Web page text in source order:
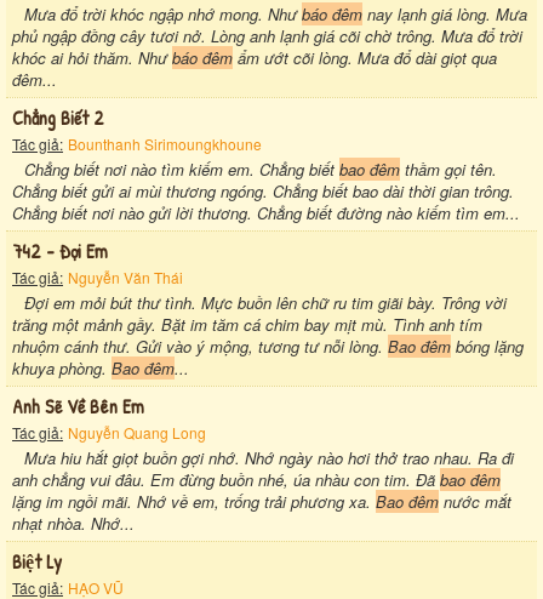
Mưa đổ trời khóc ngập nhớ mong. Nhưbáo đêm nay lạnh giá lòng. Mưa
phủ ngập đồng cây tươi nở. Lòng anh lạnh giá cõi chờ trông. Mưa đổ trời
khóc ai hỏi thăm. Nhưbáo đêm ẩm ướt cõi lòng. Mưa đổ dài giọt qua
đêm...
Chẳng Biết 2
Tác giả: Bounthanh Sirimoungkhoune
Chẳng biết nơi nào tìm kiếm em. Chẳng biết bao đêm thầm gọi tên.
Chẳng biết gửi ai mùi thương ngóng. Chẳng biết bao dài thời gian trông.
Chẳng biết nơi nào gửi lời thương. Chẳng biết đường nào kiếm tìm em...
742 - Đợi Em
Tác giả: Nguyễn Văn Thái
Đợi em mỏi bút thư tình. Mực buồn lên chữ ru tim giãi bày. Trông vời
trăng một mảnh gầy. Bặt im tăm cá chim bay mịt mù. Tình anh tím
nhuộm cánh thư. Gửi vào ý mộng, tương tư nỗi lòng. Bao đêm bóng lặng
khuya phòng. Bao đêm...
Anh Sẽ Về Bên Em
Tác giả: Nguyễn Quang Long
Mưa hiu hắt giọt buồn gợi nhớ. Nhớ ngày nào hơi thở trao nhau. Ra đi
anh chẳng vui đâu. Em đừng buồn nhé, úa nhàu con tim. Đã bao đêm
lặng im ngồi mãi. Nhớ về em, trống trải phương xa. Bao đêm nước mắt
nhạt nhòa. Nhớ...
Biệt Ly
Tác giả: HẠO VŨ